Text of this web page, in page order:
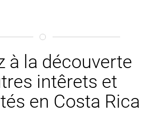
à la découverte
intêrets et
en Costa Rica